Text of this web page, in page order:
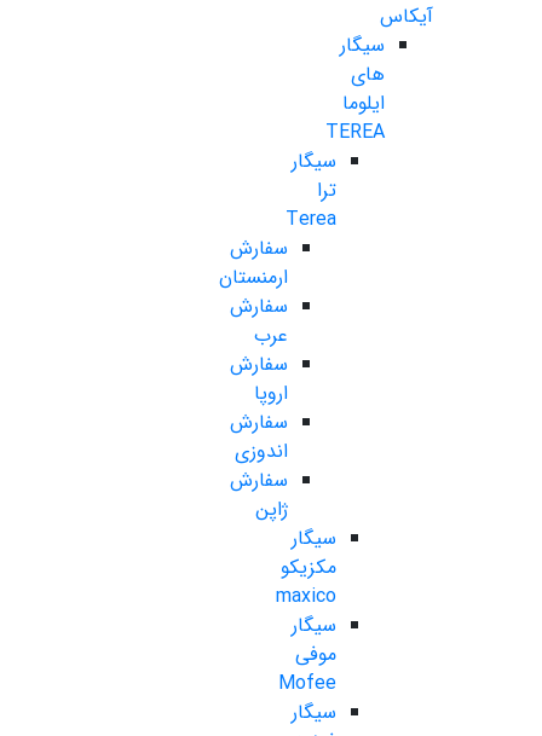
آیکاس
سیگار
های
ایلوما
TEREA
سیگار
ترا
Terea
سفارش
ارمنستان
سفارش
عرب
سفارش
اروپا
سفارش
اندوزی
سفارش
ژاپن
سیگار
مکزیکو
maxico
سیگار
موفی
Mofee
سیگار